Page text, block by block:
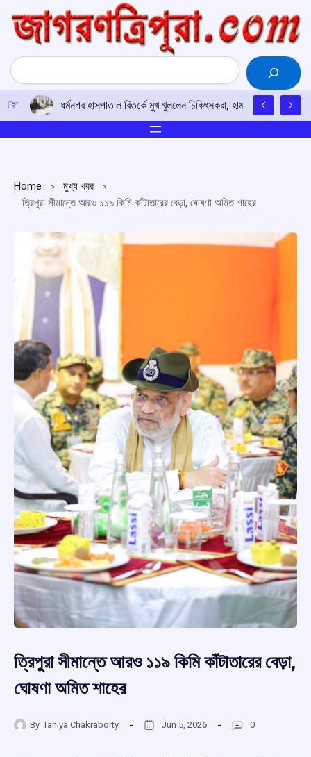
content
Search
ধর্মনগর হাসপাতাল বিতর্কে মুখ খুললেন চিকিৎসকরা, হামলার অভিযোগে
Home
মুখ্য খবর
ত্রিপুরা সীমান্তে আরও ১১৯ কিমি কাঁটাতারের বেড়া, ঘোষণা অমিত শাহের
ত্রিপুরা সীমান্তে আরও ১১৯ কিমি কাঁটাতারের বেড়া,
ঘোষণা অমিত শাহের
By Taniya Chakraborty Jun 5, 2026 0